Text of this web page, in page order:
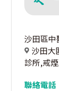
沙田區中
沙田大
診所,戒
聯絡電話